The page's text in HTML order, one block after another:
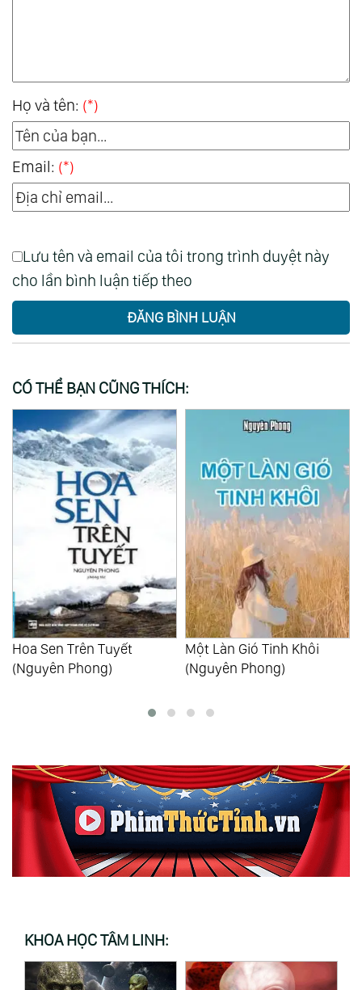
Họ và tên: (*)
Email: (*)
Lưu tên và email của tôi trong trình duyệt này
cho lần bình luận tiếp theo
ĐĂNG BÌNH LUẬN
CÓ THỂ BẠN CŨNG THÍCH:
Một Làn Gió Tinh Khôi
(Nguyên Phong)
03:05:26
Trong Động Tuyết Sơn
(Vicki Mackenzie)
KHOA HỌC TÂM LINH: